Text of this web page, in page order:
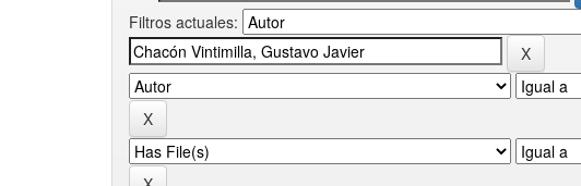
Filtros actuales: